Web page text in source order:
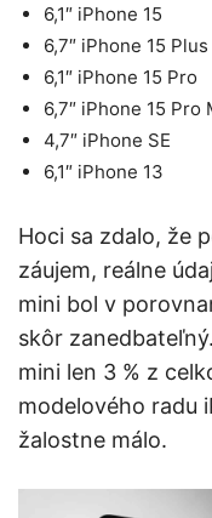
6,1″ iPhone 15
6,7″ iPhone 15 Plus
6,1″ iPhone 15 Pro
6,7″ iPhone 15 Pro
4,7″ iPhone SE
6,1″ iPhone 13
Hoci sa zdalo, že
záujem, reálne
mini bol v
skôr
mini len 3 % z
modelového radu
žalostne málo.